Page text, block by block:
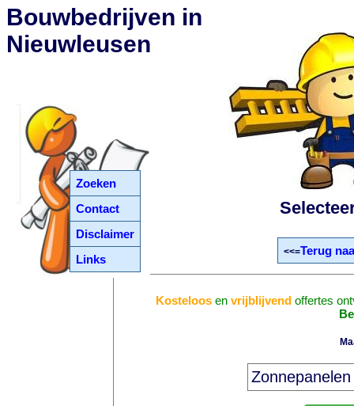
Zoeken
Contact
Disclaimer
Links
Bouwbedrijven in
Nieuwleusen
<<=Terug
Kosteloos envrijblijvend offertes